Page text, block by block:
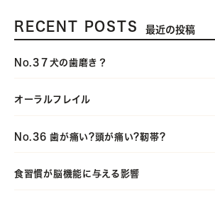
RECENT POSTS 最近の投稿
No.3７犬の歯磨き？
オーラルフレイル
No.36 歯が痛い?頭が痛い?靭帯?
食習慣が脳機能に与える影響